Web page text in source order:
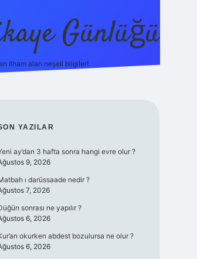
Günlüğü
ilham alan neşeli bilgiler!
YAZILAR
ay’dan 3 hafta sonra hangi evre olur ?
9, 2026
ı darüssaade nedir ?
7, 2026
sonrası ne yapılır ?
6, 2026
okurken abdest bozulursa ne olur ?
6, 2026